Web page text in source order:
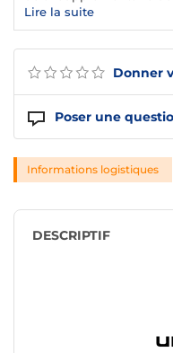
Donner
Poser une
Lire la suite
Informations logistiques
DESCRIPTIF